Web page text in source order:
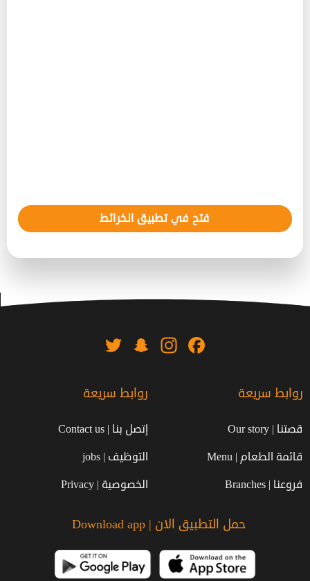
فتح في تطبيق الخرائط
Facebook
Instagram
Snapchat
روابط سريعة
قصتنا | Our story
قائمة الطعام | Menu
فروعنا | Branches
روابط سريعة
إتصل بنا | Contact us
التوظيف | jobs
الخصوصية | Privacy
حمل التطبيق الان | Download app